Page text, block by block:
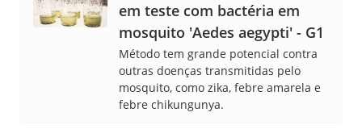
em teste com bactéria em
mosquito 'Aedes aegypti' - G1
Método tem grande potencial contra
outras doenças transmitidas pelo
mosquito, como zika, febre amarela e
febre chikungunya.